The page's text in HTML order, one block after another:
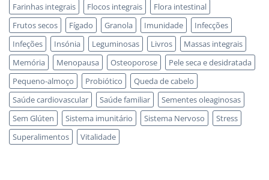
Farinhas integrais
Flocos integrais
Flora intestinal
Frutos secos
Fígado Granola Imunidade
Infecções
Infeções
Insónia Leguminosas Livros
Massas integrais
Memória
Menopausa Osteoporose
Pele seca e desidratada
Pequeno-almoço
Probiótico
Queda de cabelo
Saúde cardiovascular
Saúde familiar
Sementes oleaginosas
Sem Glúten
Sistema imunitário Sistema Nervoso
Stress
Superalimentos
Vitalidade